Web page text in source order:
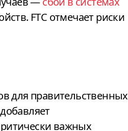
FTC отмечает риски
для правительственных
важных